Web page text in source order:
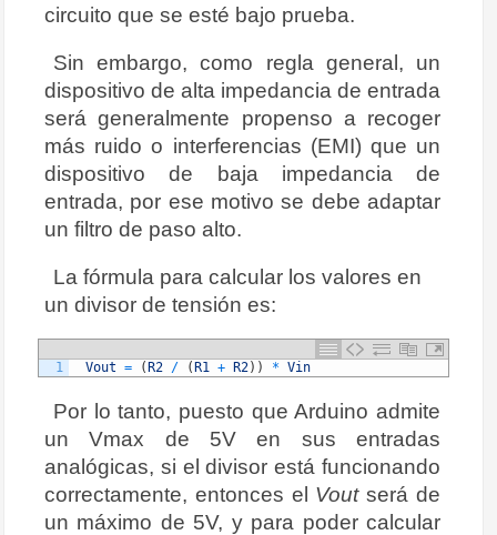
circuito que se esté bajo prueba.
Sin embargo, como regla general, un
dispositivo de alta impedancia de entrada
será generalmente propenso a recoger
más ruido o interferencias (EMI) que un
dispositivo de baja impedancia de
entrada, por ese motivo se debe adaptar
un filtro de paso alto.
La fórmula para calcular los valores en
un divisor de tensión es:
1 Vout = (R2 / (R1 + R2) ) * Vin
Por lo tanto, puesto que Arduino admite
un Vmax de 5V en sus entradas
analógicas, si el divisor está funcionando
correctamente, entonces el Voutserá de
un máximo de 5V, y para poder calcular